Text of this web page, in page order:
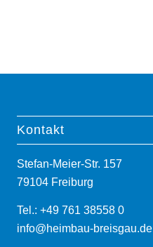
Kontakt
Stefan-Meier-Str. 157
79104 Freiburg
Tel.: +49 761 38558 0
info@heimbau-breisgau.de